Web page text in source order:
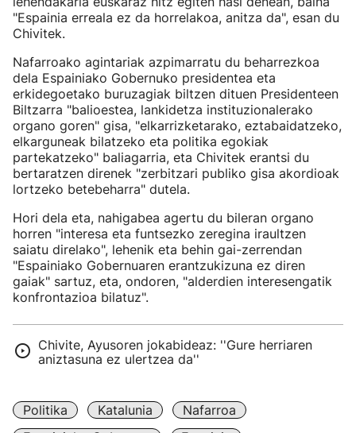
"Espainia erreala ez da horrelakoa, anitza da", esan du
Chivitek.
Nafarroako agintariak azpimarratu du beharrezkoa
dela Espainiako Gobernuko presidentea eta
erkidegoetako buruzagiak biltzen dituen Presidenteen
Biltzarra "balioestea, lankidetza instituzionalerako
organo goren" gisa, "elkarrizketarako, eztabaidatzeko,
elkarguneak bilatzeko eta politika egokiak
partekatzeko" baliagarria, eta Chivitek erantsi du
bertaratzen direnek "zerbitzari publiko gisa akordioak
lortzeko betebeharra" dutela.
Hori dela eta, nahigabea agertu du bileran organo
horren "interesa eta funtsezko zeregina iraultzen
saiatu direlako", lehenik eta behin gai-zerrendan
"Espainiako Gobernuaren erantzukizuna ez diren
gaiak" sartuz, eta, ondoren, "alderdien interesengatik
konfrontazioa bilatuz".
Chivite, Ayusoren jokabideaz: ''Gure herriaren
aniztasuna ez ulertzea da''
Politika Katalunia
Nafarroa